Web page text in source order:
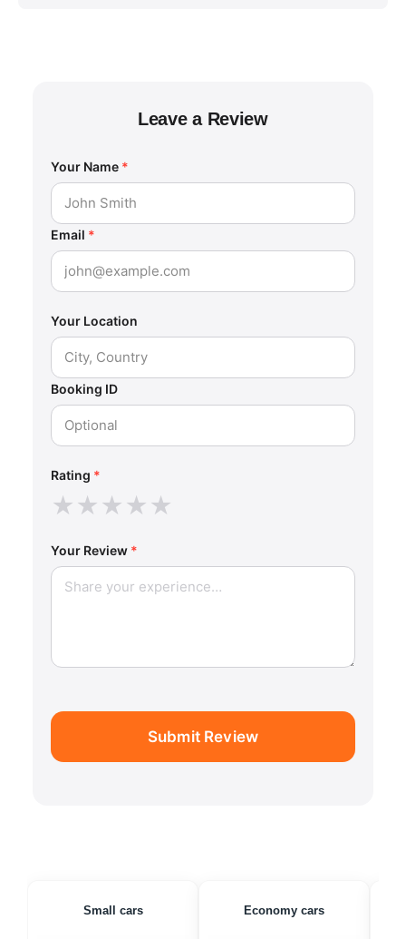
Leave a Review
Your Name *
Email *
Your Location
Booking ID
Rating *
★★★★★
Your Review *
Submit Review
Small cars Economy cars